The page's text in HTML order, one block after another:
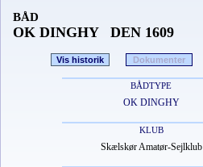
BÅD
OK DINGHY DEN 1609
Vis historik Dokumenter
BÅDTYPE
OK DINGHY
KLUB
Skælskør Amatør-Sejlklub